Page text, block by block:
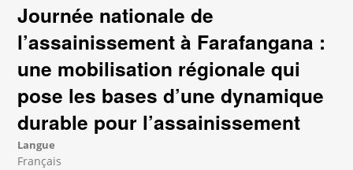
Journée nationale de
l’assainissement à Farafangana :
une mobilisation régionale qui
pose les bases d’une dynamique
durable pour l’assainissement
Langue
Français